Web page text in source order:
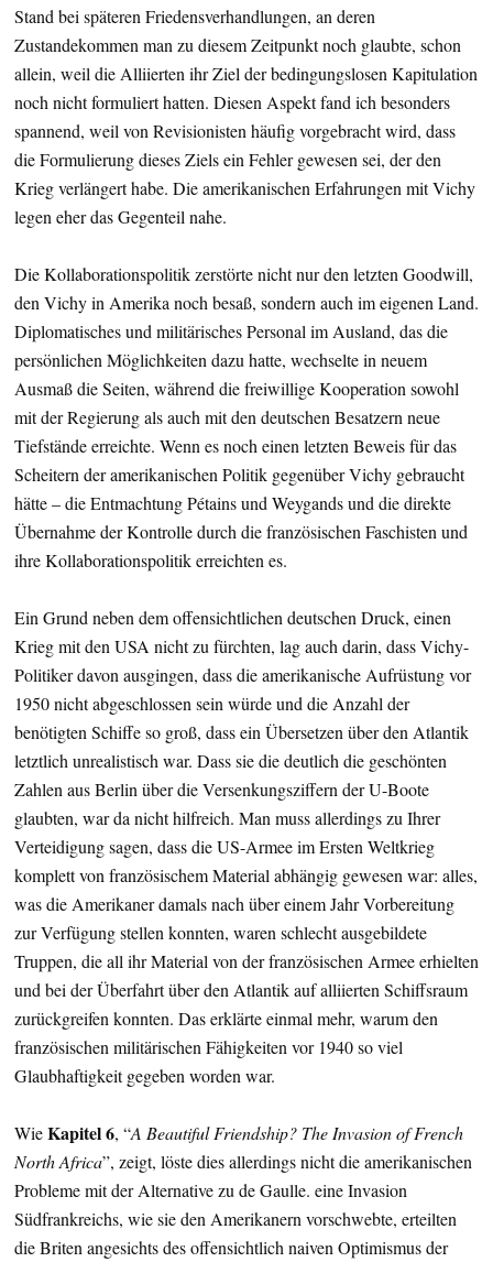
Stand bei späteren Friedensverhandlungen, an deren
Zustandekommen man zu diesem Zeitpunkt noch glaubte, schon
allein, weil die Alliierten ihr Ziel der bedingungslosen Kapitulation
noch nicht formuliert hatten. Diesen Aspekt fand ich besonders
spannend, weil von Revisionisten häufig vorgebracht wird, dass
die Formulierung dieses Ziels ein Fehler gewesen sei, der den
Krieg verlängert habe. Die amerikanischen Erfahrungen mit Vichy
legen eher das Gegenteil nahe.
Die Kollaborationspolitik zerstörte nicht nur den letzten Goodwill,
den Vichy in Amerika noch besaß, sondern auch im eigenen Land.
Diplomatisches und militärisches Personal im Ausland, das die
persönlichen Möglichkeiten dazu hatte, wechselte in neuem
Ausmaß die Seiten, während die freiwillige Kooperation sowohl
mit der Regierung als auch mit den deutschen Besatzern neue
Tiefstände erreichte. Wenn es noch einen letzten Beweis für das
Scheitern der amerikanischen Politik gegenüber Vichy gebraucht
hätte – die Entmachtung Pétains und Weygands und die direkte
Übernahme der Kontrolle durch die französischen Faschisten und
ihre Kollaborationspolitik erreichten es.
Ein Grund neben dem offensichtlichen deutschen Druck, einen
Krieg mit den USA nicht zu fürchten, lag auch darin, dass Vichy-
Politiker davon ausgingen, dass die amerikanische Aufrüstung vor
1950 nicht abgeschlossen sein würde und die Anzahl der
benötigten Schiffe so groß, dass ein Übersetzen über den Atlantik
letztlich unrealistisch war. Dass sie die deutlich die geschönten
Zahlen aus Berlin über die Versenkungsziffern der U-Boote
glaubten, war da nicht hilfreich. Man muss allerdings zu Ihrer
Verteidigung sagen, dass die US-Armee im Ersten Weltkrieg
komplett von französischem Material abhängig gewesen war: alles,
was die Amerikaner damals nach über einem Jahr Vorbereitung
zur Verfügung stellen konnten, waren schlecht ausgebildete
Truppen, die all ihr Material von der französischen Armee erhielten
und bei der Überfahrt über den Atlantik auf alliierten Schiffsraum
zurückgreifen konnten. Das erklärte einmal mehr, warum den
französischen militärischen Fähigkeiten vor 1940 so viel
Glaubhaftigkeit gegeben worden war.
WieKapitel 6, “A Beautiful Friendship? The Invasion of French
North Africa”, zeigt, löste dies allerdings nicht die amerikanischen
Probleme mit der Alternative zu de Gaulle. eine Invasion
Südfrankreichs, wie sie den Amerikanern vorschwebte, erteilten
die Briten angesichts des offensichtlich naiven Optimismus der